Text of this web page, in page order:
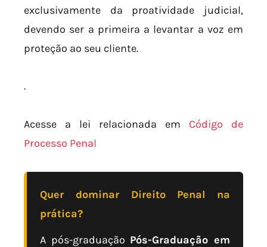
exclusivamente da proatividade judicial,
devendo ser a primeira a levantar a voz em
proteção ao seu cliente.
.
Acesse a lei relacionada em Código de
Processo Penal
Quer dominar Direito Penal na
prática?
A pós-graduação Pós-Graduação em